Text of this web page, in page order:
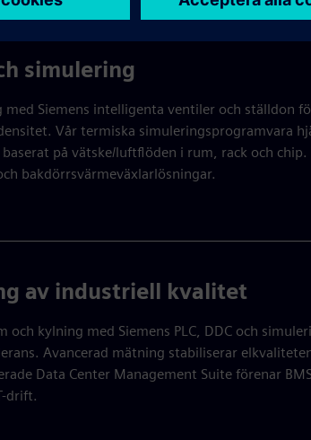
simulering
med Siemens intelligenta ventiler och ställdon
Vår termiska simuleringsprogramvara
på vätske/luftflöden i rum, rack och chip.
bakdörrsvärmeväxlarlösningar.
av industriell kvalitet
och kylning med Siemens PLC, DDC och
Avancerad mätning stabiliserar
Data Center Management Suite förenar
drift.